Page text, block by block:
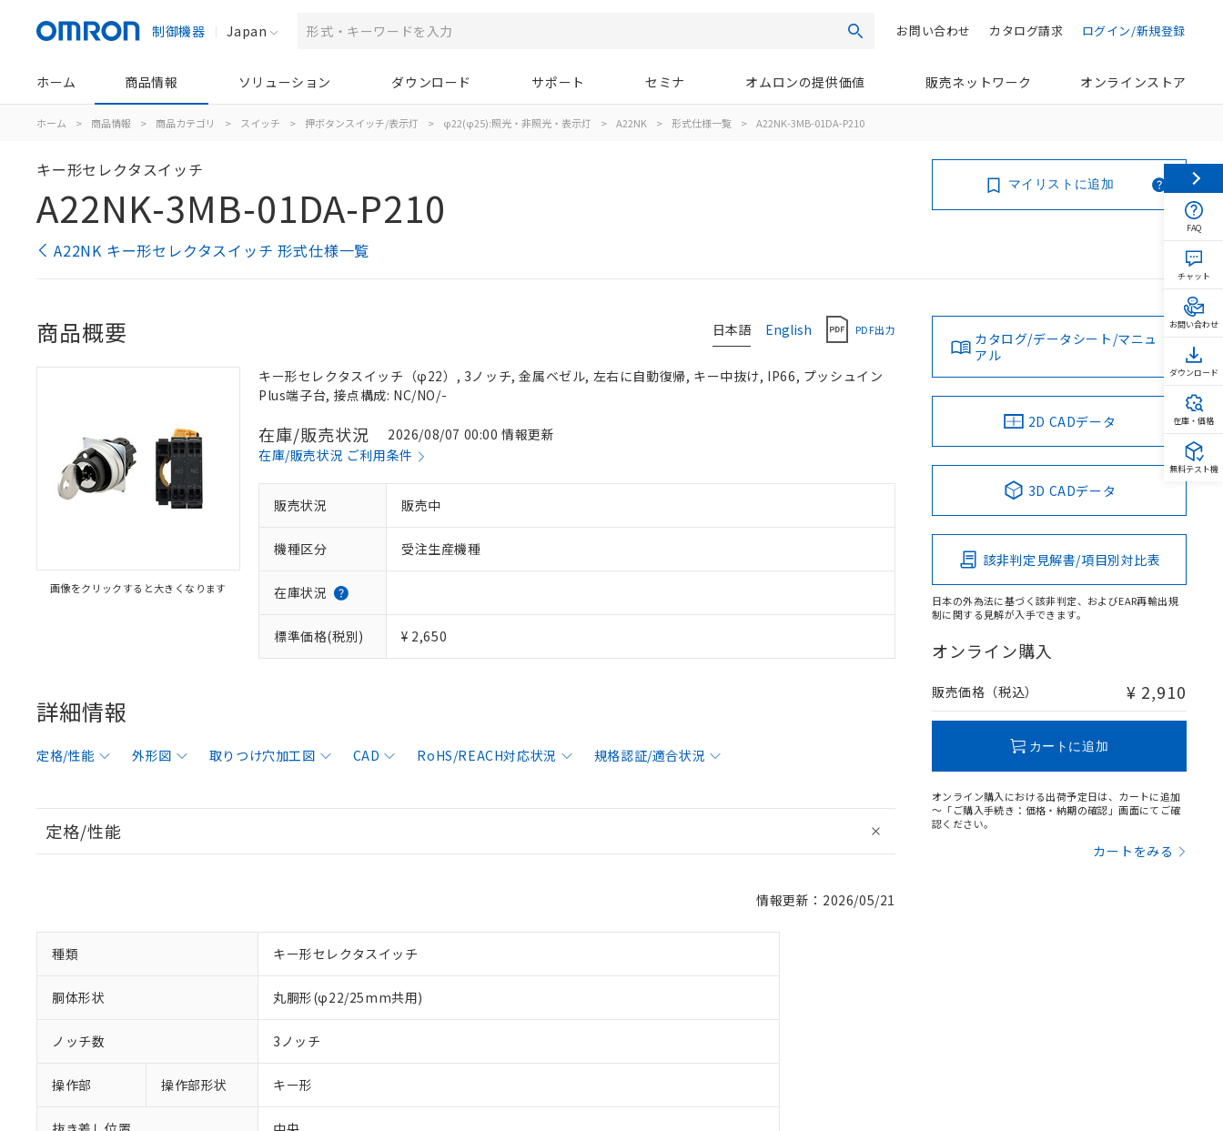
制御機器 Japan 検索 ログイン/新規登録
カタログ請求
お問い合わせ
ホーム 商品情報 ソリューション ダウンロード サポート セミナ オムロンの提供価値 販売ネットワーク オンラインストア
ホーム > 商品情報 > 商品カテゴリ > スイッチ > 押ボタンスイッチ/表示灯 > φ22(φ25):照光・非照光・表示灯 > A22NK > 形式仕様一覧 > A22NK-3MB-01DA-P210
キー形セレクタスイッチ
A22NK-3MB-01DA-P210
A22NK キー形セレクタスイッチ 形式仕様一覧
マイリストに追加
日本語 English PDF出力
商品概要
画像をクリックすると大きくなります
キー形セレクタスイッチ（φ22）, 3ノッチ, 金属ベゼル, 左右に自動復帰, キー中抜け, IP66, プッシュイン
Plus端子台, 接点構成: NC/NO/-
在庫/販売状況
2026/08/07 00:00 情報更新
在庫/販売状況 ご利用条件
販売状況 販売中
機種区分 受注生産機種
在庫状況
標準価格(税別) ¥ 2,650
詳細情報
定格/性能 外形図 取りつけ穴加工図 CAD RoHS/REACH対応状況 規格認証/適合状況
定格/性能
情報更新：2026/05/21
種類 キー形セレクタスイッチ
胴体形状 丸胴形(φ22/25mm共用)
ノッチ数 3ノッチ
操作部 操作部形状 キー形
カタログ/データシート/マニュ
アル
2D CADデータ
3D CADデータ
該非判定見解書/項目別対比表
日本の外為法に基づく該非判定、およびEAR再輸出規
制に関する見解が入手できます。
オンライン購入
販売価格（税込） ¥ 2,910
カートに追加
オンライン購入における出荷予定日は、カートに追加
～「ご購入手続き：価格・納期の確認」画面にてご確
認ください。
カートをみる
FAQ
チャット
お問い合わせ
ダウンロード
在庫・価格
無料テスト機